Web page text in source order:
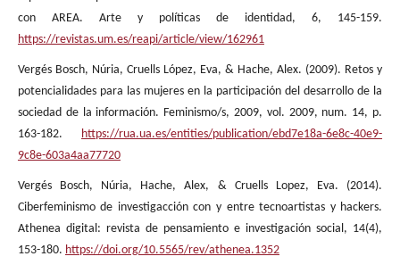
con AREA. Arte y políticas de identidad, 6, 145-159.
https://revistas.um.es/reapi/article/view/162961
Vergés Bosch, Núria, Cruells López, Eva, & Hache, Alex. (2009). Retos y
potencialidades para las mujeres en la participación del desarrollo de la
sociedad de la información. Feminismo/s, 2009, vol. 2009, num. 14, p.
163-182. https://rua.ua.es/entities/publication/ebd7e18a-6e8c-40e9-
9c8e-603a4aa77720
Vergés Bosch, Núria, Hache, Alex, & Cruells Lopez, Eva. (2014).
Ciberfeminismo de investigacción con y entre tecnoartistas y hackers.
Athenea digital: revista de pensamiento e investigación social, 14(4),
153-180. https://doi.org/10.5565/rev/athenea.1352